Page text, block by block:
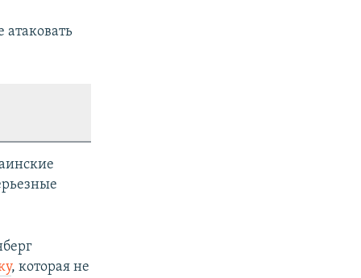
, которая не